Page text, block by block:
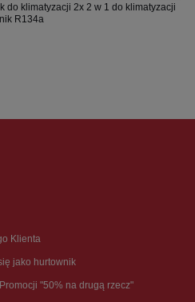
do klimatyzacji 2x 2 w 1 do klimatyzacji
R134a
Klienta
jako hurtownik
"50% na drugą rzecz"